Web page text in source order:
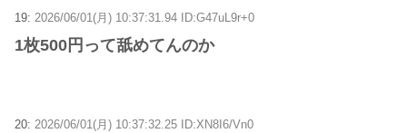
19: 2026/06/01(月) 10:37:31.94 ID:G47uL9r+0
1枚500円って舐めてんのか
20: 2026/06/01(月) 10:37:32.25 ID:XN8I6/Vn0